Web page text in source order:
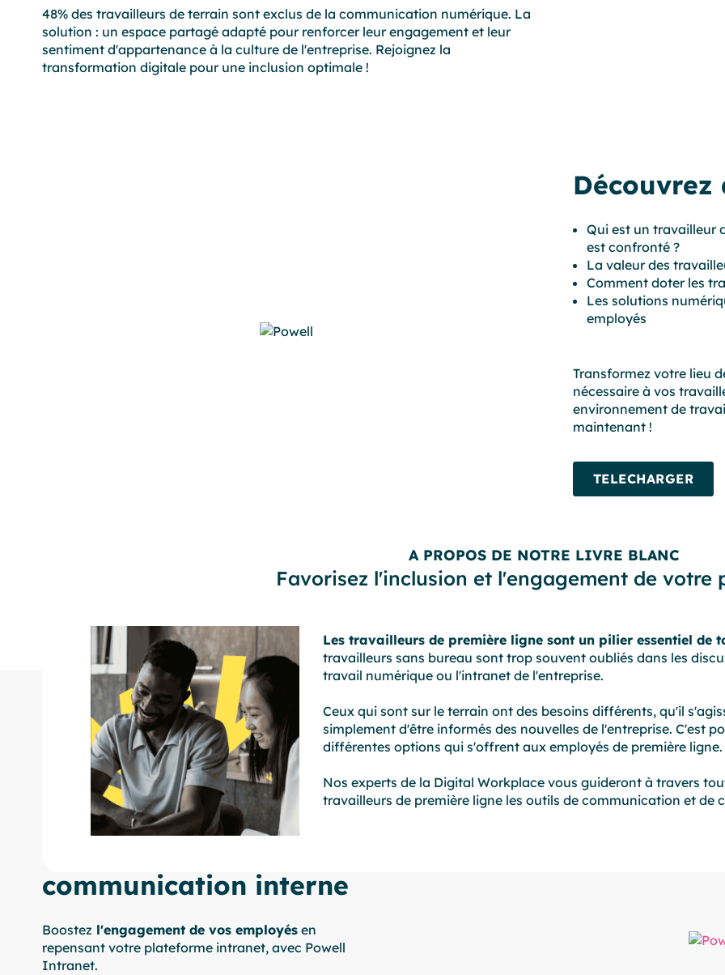
48% des travailleurs de terrain sont exclus de la communication numérique. La
solution : un espace partagé adapté pour renforcer leur engagement et leur
sentiment d'appartenance à la culture de l'entreprise. Rejoignez la
transformation digitale pour une inclusion optimale !
Découvrez
Qui est un travailleur
est confronté ?
La valeur des
Comment doter les
Les solutions
employés
Transformez votre lieu
nécessaire à vos
environnement de
maintenant !
TELECHARGER
A PROPOS DE NOTRE LIVRE BLANC
Favorisez l'inclusion et l'engagement de votre
Les travailleurs de première ligne sont un pilier essentiel de
travailleurs sans bureau sont trop souvent oubliés dans les
travail numérique ou l'intranet de l'entreprise.
Ceux qui sont sur le terrain ont des besoins différents, qu'il
simplement d'être informés des nouvelles de l'entreprise. C'est
différentes options qui s'offrent aux employés de première ligne.
Nos experts de la Digital Workplace vous guideront à travers
travailleurs de première ligne les outils de communication et de
communication interne
Boostez l'engagement de vos employés en
repensant votre plateforme intranet, avec Powell
Intranet.